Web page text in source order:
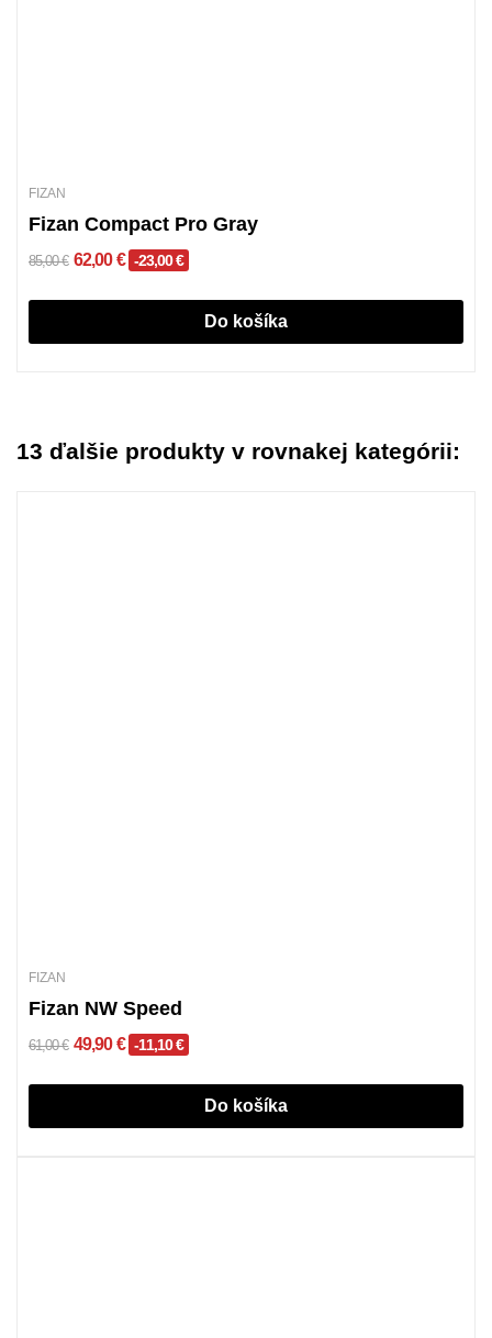
FIZAN
Fizan Compact Pro Gray
85,00 € 62,00 € -23,00 €
Do košíka
13 ďalšie produkty v rovnakej kategórii:
FIZAN
Fizan NW Speed
61,00 € 49,90 € -11,10 €
Do košíka